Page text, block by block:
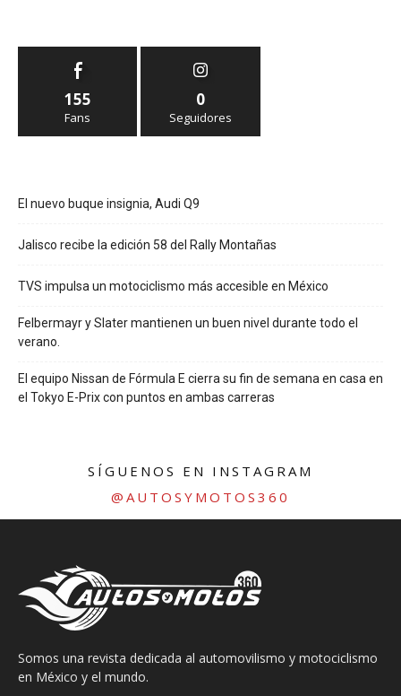
155
Fans
0
Seguidores
El nuevo buque insignia, Audi Q9
Jalisco recibe la edición 58 del Rally Montañas
TVS impulsa un motociclismo más accesible en México
Felbermayr y Slater mantienen un buen nivel durante todo el
verano.
El equipo Nissan de Fórmula E cierra su fin de semana en casa en
el Tokyo E-Prix con puntos en ambas carreras
SÍGUENOS EN INSTAGRAM
@AUTOSYMOTOS360
Somos una revista dedicada al automovilismo y motociclismo
en México y el mundo.